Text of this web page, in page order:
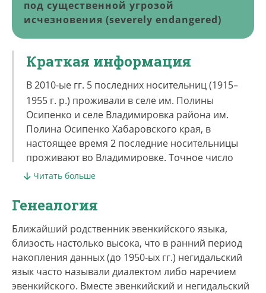
под существенной угрозой
исчезновения (severely endangered)
Краткая информация
В 2010-ые гг. 5 последних носительниц (1915–
1955 г. р.) проживали в селе им. Полины
Осипенко и селе Владимировка района им.
Полина Осипенко Хабаровского края, в
настоящее время 2 последние носительницы
проживают во Владимировке. Точное число
пассивных носителей (частично понимают,
зафиксировала в России 522 негидальца.
Этноним негидальцы происходит от нег.
‘береговой, прибрежный, находящийся внизу у
берега’. Негидальцы называют себяелӄан
бэјэнин‘настоящий человек’, амӈу̇њ бэјэнин
‘человек с реки Амгунь’,на̄ бэјэнин~на̄ бэ̄н
‘человек земли’ (аналогично ульчам и орочам) .
Читать больше
Генеалогия
Ближайший родственник эвенкийского языка,
близость настолько высока, что в ранний период
накопления данных (до 1950-ых гг.) негидальский
язык часто называли диалектом либо наречием
эвенкийского. Вместе эвенкийский и негидальский